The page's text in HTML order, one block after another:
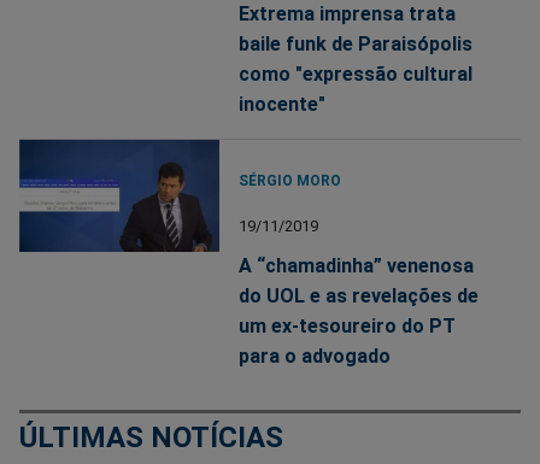
Extrema imprensa trata
baile funk de Paraisópolis
como "expressão cultural
inocente"
SÉRGIO MORO
19/11/2019
A “chamadinha” venenosa
do UOL e as revelações de
um ex-tesoureiro do PT
para o advogado
ÚLTIMAS NOTÍCIAS